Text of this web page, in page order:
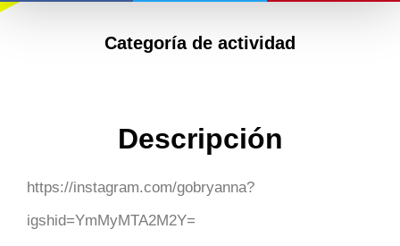
Categoría de actividad
Descripción
https://instagram.com/gobryanna?
igshid=YmMyMTA2M2Y=